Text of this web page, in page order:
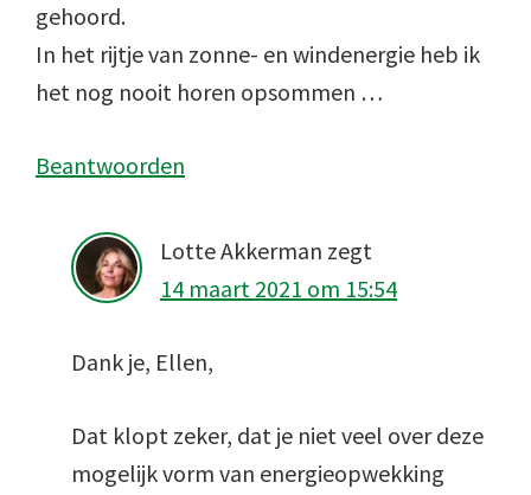
gehoord.
In het rijtje van zonne- en windenergie heb ik
het nog nooit horen opsommen …
Beantwoorden
Lotte Akkerman zegt
14 maart 2021 om 15:54
Dank je, Ellen,
Dat klopt zeker, dat je niet veel over deze
mogelijk vorm van energieopwekking